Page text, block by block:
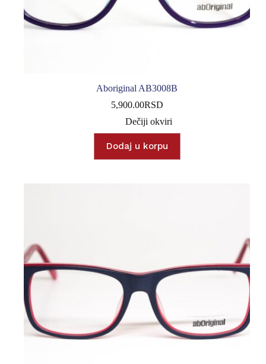
Aboriginal AB3008B
5,900.00RSD
Dečiji okviri
Dodaj u korpu